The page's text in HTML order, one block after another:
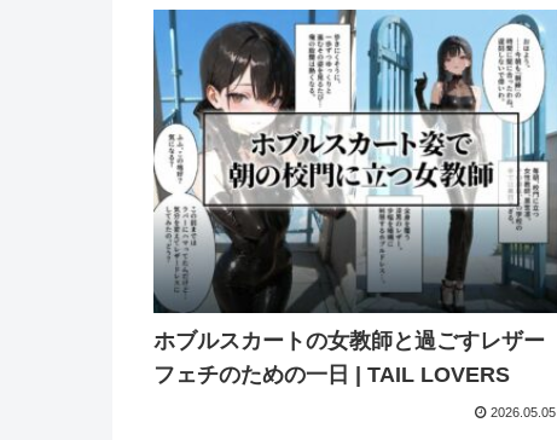
ホブルスカートの女教師と過ごすレザー
フェチのための一日 | TAIL LOVERS
2026.05.05